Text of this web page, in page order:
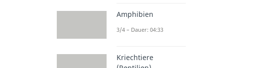
Amphibien
3/4 – Dauer: 04:33
Kriechtiere